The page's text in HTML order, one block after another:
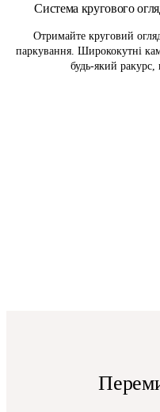
Система кругового
Отримайте круговий
паркування. Ширококутні
будь-який